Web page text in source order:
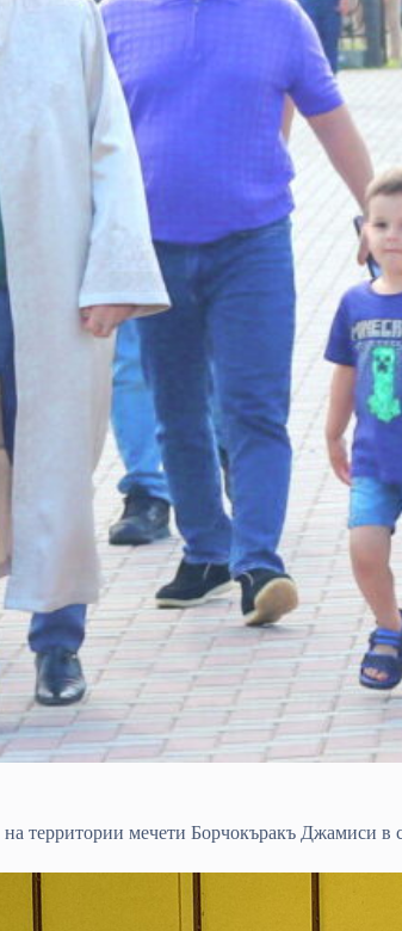
на территории мечети Борчокъракъ Джамиси